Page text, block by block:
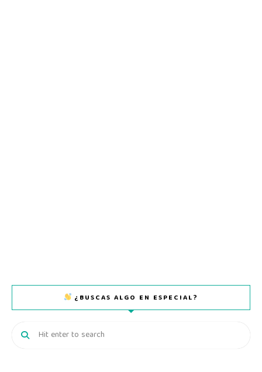
¿BUSCAS ALGO EN ESPECIAL?